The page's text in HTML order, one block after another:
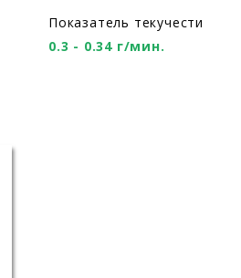
Показатель текучести
0.3 - 0.34 г/мин.